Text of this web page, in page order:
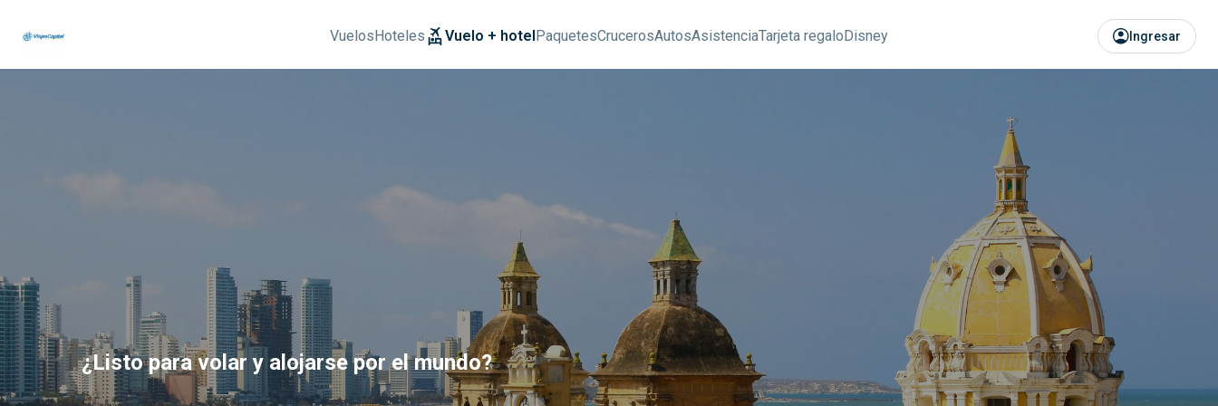
VuelosHoteles Vuelo + hotelPaquetesCrucerosAutosAsistenciaTarjeta regaloDisney Ingresar
¿Listo para volar y alojarse por el mundo?